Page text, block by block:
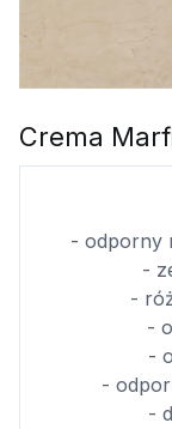
Crema
- odporny
-
-
-
-
-
-